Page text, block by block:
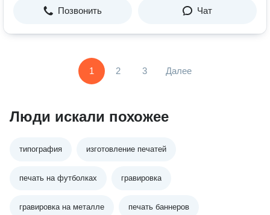
Позвонить Чат
1 2 3 Далее
Люди искали похожее
типография изготовление печатей
печать на футболках гравировка
гравировка на металле печать баннеров